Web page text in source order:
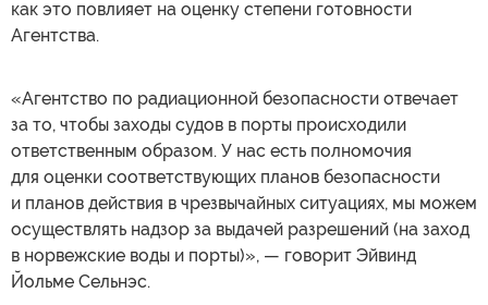
как это повлияет на оценку степени готовности
Агентства.
«Агентство по радиационной безопасности отвечает
за то, чтобы заходы судов в порты происходили
ответственным образом. У нас есть полномочия
для оценки соответствующих планов безопасности
и планов действия в чрезвычайных ситуациях, мы можем
осуществлять надзор за выдачей разрешений (на заход
в норвежские воды и порты)», — говорит Эйвинд
Йольме Сельнэс.